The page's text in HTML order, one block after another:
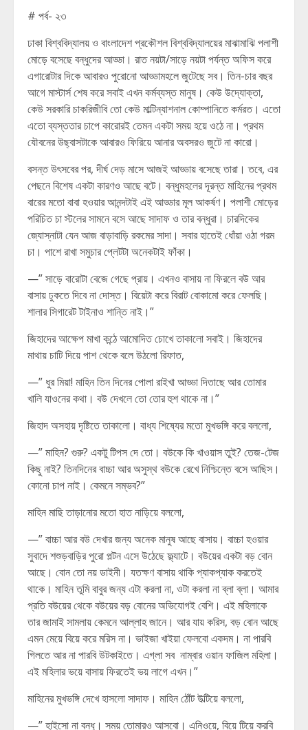
# পর্ব- ২৩
ঢাকা বিশ্ববিদ্যালয় ও বাংলাদেশ প্রকৌশল বিশ্ববিদ্যালয়ের মাঝামাঝি পলাশী
মোড়ে বসেছে বন্ধুদের আড্ডা। রাত নয়টা/সাড়ে নয়টা পর্যন্ত অফিস করে
এগারোটার দিকে আবারও পুরোনো আড্ডামহলে জুটেছে সব। তিন-চার বছর
আগে মাস্টার্স শেষ করে সবাই এখন কর্মব্যস্ত মানুষ। কেউ উদ্যোক্তা,
কেউ সরকারি চাকরিজীবি তো কেউ মাল্টিন্যাশনাল কোম্পানিতে কর্মরত। এতো
এতো ব্যস্ততার চাপে কারোরই তেমন একটা সময় হয়ে ওঠে না। প্রথম
যৌবনের উছ্বাসটাকে আবারও ফিরিয়ে আনার অবসরও জুটে না কারো।
বসন্ত উৎসবের পর, দীর্ঘ দেড় মাসে আজই আড্ডায় বসেছে তারা। তবে, এর
পেছনে বিশেষ একটা কারণও আছে বটে। বন্ধুমহলের দূরন্ত মাহিনের প্রথম
বারের মতো বাবা হওয়ার আনন্দটাই এই আড্ডার মূল আকর্ষণ। পলাশী মোড়ের
পরিচিত চা স্টলের সামনে বসে আছে সাদাফ ও তার বন্ধুরা। চারদিকের
জ্যোস্নাটা যেন আজ বাড়াবাড়ি রকমের সাদা। সবার হাতেই ধোঁয়া ওঠা গরম
চা। পাশে রাখা সমুচার প্লেটটা অনেকটাই ফাঁকা।
—” সাড়ে বারোটা বেজে গেছে প্রায়। এখনও বাসায় না ফিরলে বউ আর
বাসায় ঢুকতে দিবে না দোস্ত। বিয়েটা করে বিরাট বোকামো করে ফেলছি।
শালার সিগারেট টাইনাও শান্তি নাই।”
জিহাদের আক্ষেপ মাখা কন্ঠে আমোদিত চোখে তাকালো সবাই। জিহাদের
মাথায় চাটি দিয়ে পাশ থেকে বলে উঠলো রিফাত,
—” ধুর মিয়া! মাহিন তিন দিনের পোলা রাইখা আড্ডা দিতাছে আর তোমার
খালি যাওনের কথা। বউ দেখলে তো তোর হুশ থাকে না।”
জিহাদ অসহায় দৃষ্টিতে তাকালো। বাধ্য শিষ্যের মতো মুখভঙ্গি করে বললো,
—” মাহিন? গুরু? একটু টিপস দে তো। বউকে কি খাওয়াস তুই? তেজ-টেজ
কিছু নাই? তিনদিনের বাচ্চা আর অসুস্থ বউকে রেখে নিশ্চিন্তে বসে আছিস।
কোনো চাপ নাই। কেমনে সম্ভব?”
মাহিন মাছি তাড়ানোর মতো হাত নাড়িয়ে বললো,
—” বাচ্চা আর বউ দেখার জন্য অনেক মানুষ আছে বাসায়। বাচ্চা হওয়ার
সুবাদে শশুড়বাড়ির পুরো পল্টন এসে উঠেছে ফ্ল্যাটে। বউয়ের একটা বড় বোন
আছে। বোন তো নয় ডাইনী। যতক্ষণ বাসায় থাকি প্যাকপ্যাক করতেই
থাকে। মাহিন তুমি বাবুর জন্য এটা করলা না, ওটা করলা না ব্লা ব্লা। আমার
প্রতি বউয়ের থেকে বউয়ের বড় বোনের অভিযোগই বেশি। এই মহিলাকে
তার জামাই সামলায় কেমনে আল্লাহ জানে। আর যায় করিস, বড় বোন আছে
এমন মেয়ে বিয়ে করে মরিস না। ভাইজা খাইয়া ফেলবো একদম। না পারবি
গিলতে আর না পারবি উটকাইতে। এগ্লা সব নাম্বার ওয়ান ফাজিল মহিলা।
এই মহিলার ভয়ে বাসায় ফিরতেই ভয় লাগে এখন।”
মাহিনের মুখভঙ্গি দেখে হাসলো সাদাফ। মাহিন ঠোঁট উল্টিয়ে বললো,
—” হাইসো না বন্ধু। সময় তোমারও আসবো। এনিওয়ে, বিয়ে টিয়ে করবি